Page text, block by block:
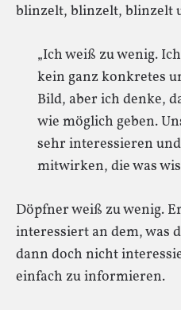
blinzelt, blinzelt, blinzelt
„Ich weiß zu wenig.
kein ganz konkretes
Bild, aber ich denke,
wie möglich geben.
sehr interessieren
mitwirken, die was
Döpfner weiß zu wenig.
interessiert an dem, was
dann doch nicht
einfach zu informieren.